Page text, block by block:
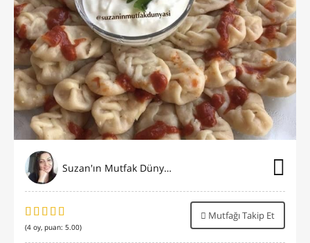
Suzan'ın Mutfak Dünyası
(4 oy, puan: 5.00)
Mutfağı Takip Et